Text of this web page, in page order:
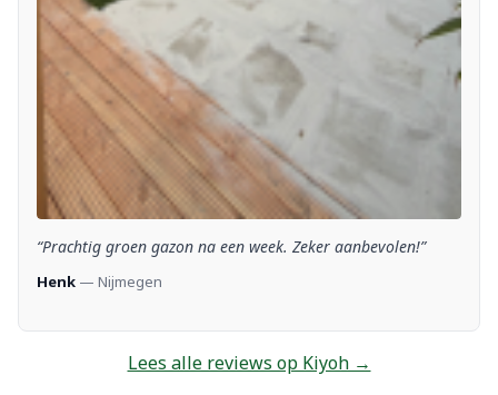
“Prachtig groen gazon na een week. Zeker aanbevolen!”
Henk — Nijmegen
Lees alle reviews op Kiyoh →